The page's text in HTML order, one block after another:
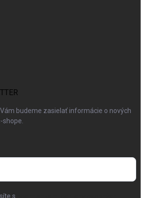
budeme zasielať informácie o nových
s